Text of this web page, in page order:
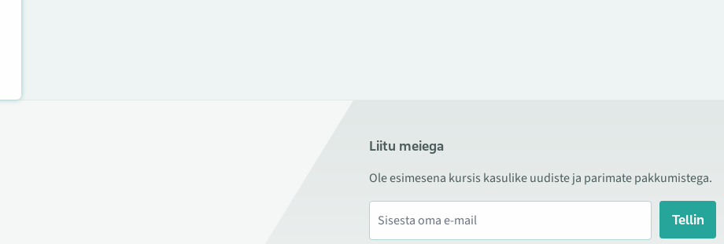
Liitu meiega
Ole esimesena kursis kasulike uudiste ja parimate pakkumistega.
Tellin